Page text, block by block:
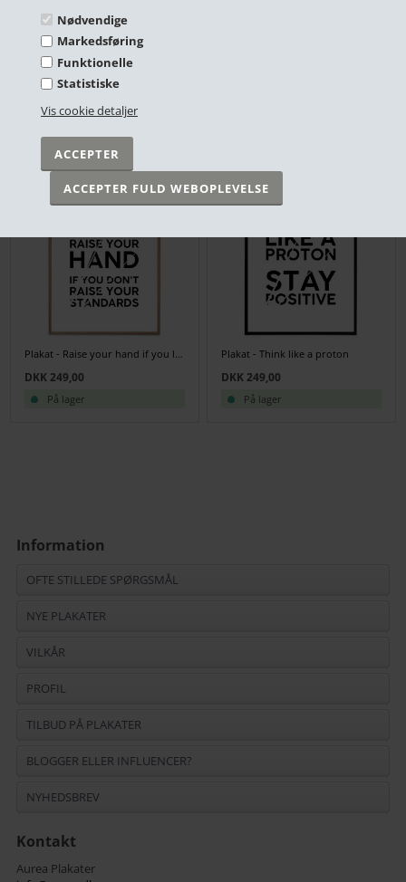
Nødvendige
Markedsføring
Funktionelle
Statistiske
Vis cookie detaljer
Plakat - Nerd life is better
DKK 249,00
Plakat - Raise your hand if you like nerds
DKK 249,00
På lager
Plakat - Think like a proton
DKK 249,00
På lager
Information
OFTE STILLEDE SPØRGSMÅL
NYE PLAKATER
VILKÅR
PROFIL
TILBUD PÅ PLAKATER
BLOGGER ELLER INFLUENCER?
NYHEDSBREV
Kontakt
Aurea Plakater